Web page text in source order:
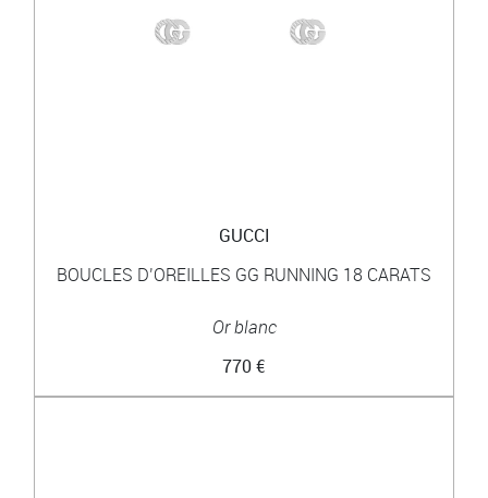
GUCCI
BOUCLES D’OREILLES GG RUNNING 18 CARATS
Or blanc
770 €